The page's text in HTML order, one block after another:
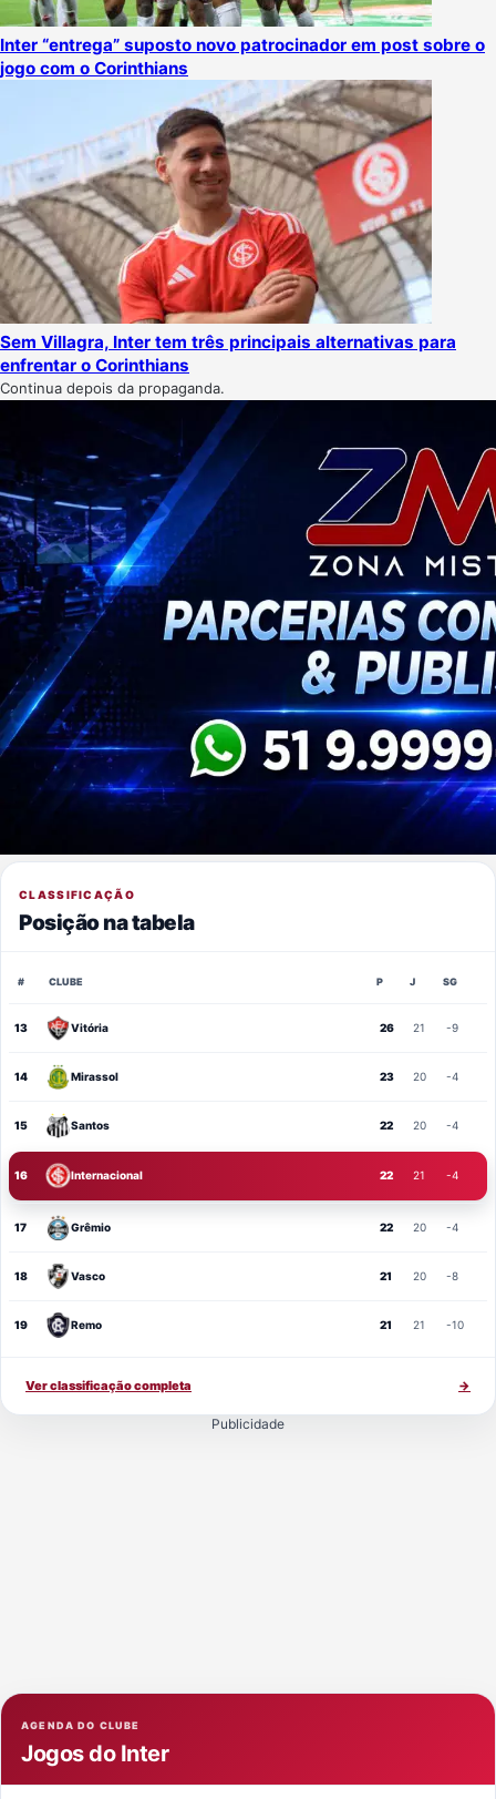
Inter “entrega” suposto novo patrocinador em post sobre o
jogo com o Corinthians
Sem Villagra, Inter tem três principais alternativas para
enfrentar o Corinthians
Continua depois da propaganda.
CLASSIFICAÇÃO
Posição na tabela
# CLUBE P J SG
13 Vitória 26 21 -9
14 Mirassol 23 20 -4
15 Santos 22 20 -4
16 Internacional 22 21 -4
17 Grêmio 22 20 -4
18 Vasco 21 20 -8
19 Remo 21 21 -10
Ver classificação completa →
Publicidade
AGENDA DO CLUBE
Jogos do Inter